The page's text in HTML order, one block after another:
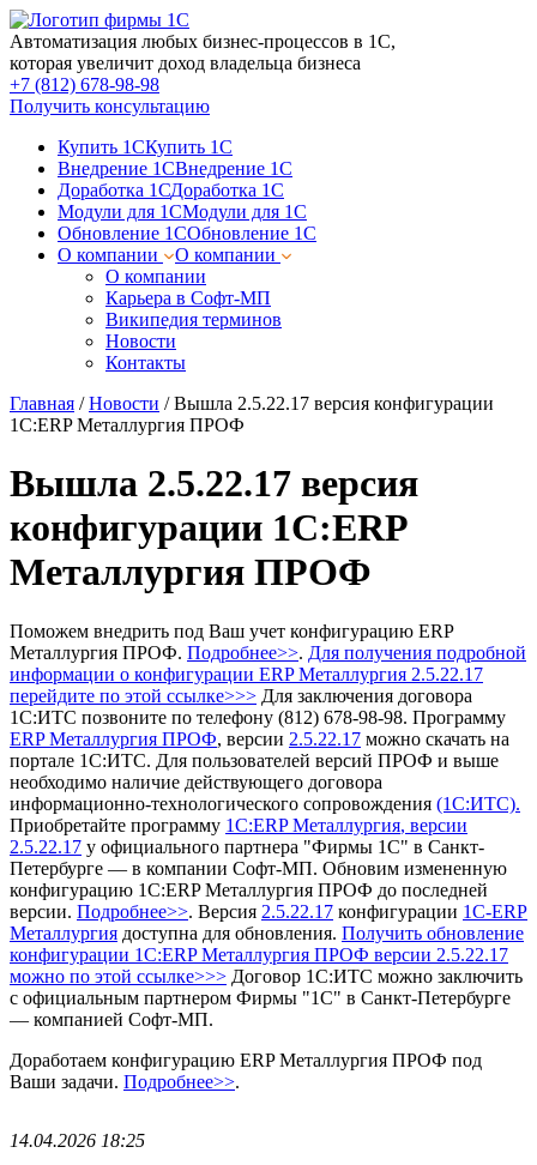
Автоматизация любых бизнес-процессов в 1С,
которая увеличит доход владельца бизнеса
+7 (812) 678-98-98
Получить консультацию
Купить 1СКупить 1С
Внедрение 1СВнедрение 1С
Доработка 1СДоработка 1С
Модули для 1СМодули для 1С
Обновление 1СОбновление 1С
О компании
О компании
О компании
Карьера в Софт-МП
Википедия терминов
Новости
Контакты
Главная /Новости /Вышла 2.5.22.17 версия конфигурации
1С:ERP Металлургия ПРОФ
Вышла 2.5.22.17 версия
конфигурации 1С:ERP
Металлургия ПРОФ
Поможем внедрить под Ваш учет конфигурацию ERP
Металлургия ПРОФ. Подробнее>>. Для получения подробной
информации о конфигурации ERP Металлургия 2.5.22.17
перейдите по этой ссылке>>> Для заключения договора
1С:ИТС позвоните по телефону (812) 678-98-98. Программу
ERP Металлургия ПРОФ, версии 2.5.22.17 можно скачать на
портале 1С:ИТС. Для пользователей версий ПРОФ и выше
необходимо наличие действующего договора
информационно-технологического сопровождения (1С:ИТС).
Приобретайте программу 1С:ERP Металлургия, версии
2.5.22.17 у официального партнера "Фирмы 1С" в Санкт-
Петербурге — в компании Софт-МП. Обновим измененную
конфигурацию 1С:ERP Металлургия ПРОФ до последней
версии. Подробнее>>. Версия 2.5.22.17 конфигурации 1С-ERP
Металлургия доступна для обновления. Получить обновление
конфигурации 1С:ERP Металлургия ПРОФ версии 2.5.22.17
можно по этой ссылке>>> Договор 1С:ИТС можно заключить
с официальным партнером Фирмы "1С" в Санкт-Петербурге
— компанией Софт-МП.
Доработаем конфигурацию ERP Металлургия ПРОФ под
Ваши задачи. Подробнее>>.
14.04.2026 18:25